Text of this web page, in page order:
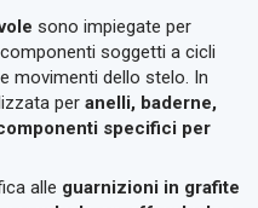
sono impiegate per
soggetti a cicli
movimenti dello stelo. In
per anelli, baderne,
specifici per
alle guarnizioni in grafite